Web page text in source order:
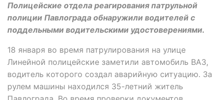
Полицейские отдела реагирования патрульной
полиции Павлограда обнаружили водителей с
поддельными водительскими удостоверениями.
18 января во время патрулирования на улице
Линейной полицейские заметили автомобиль ВАЗ,
водитель которого создал аварийную ситуацию. За
рулем машины находился 35-летний житель